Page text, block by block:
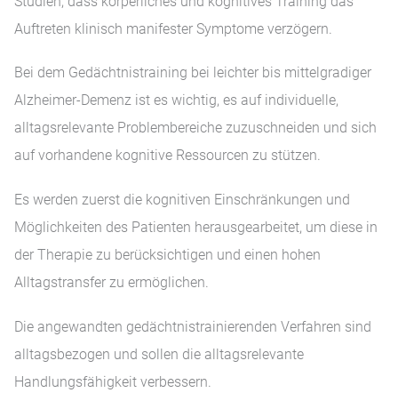
Auftreten klinisch manifester Symptome verzögern.
Bei dem Gedächtnistraining bei leichter bis mittelgradiger
Alzheimer-Demenz ist es wichtig, es auf individuelle,
alltagsrelevante Problembereiche zuzuschneiden und sich
auf vorhandene kognitive Ressourcen zu stützen.
Es werden zuerst die kognitiven Einschränkungen und
Möglichkeiten des Patienten herausgearbeitet, um diese in
der Therapie zu berücksichtigen und einen hohen
Alltagstransfer zu ermöglichen.
Die angewandten gedächtnistrainierenden Verfahren sind
alltagsbezogen und sollen die alltagsrelevante
Handlungsfähigkeit verbessern.